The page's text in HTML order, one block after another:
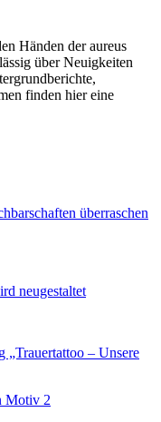
Händen der aureus
über Neuigkeiten
finden hier eine
überraschen
neugestaltet
„Trauertattoo – Unsere